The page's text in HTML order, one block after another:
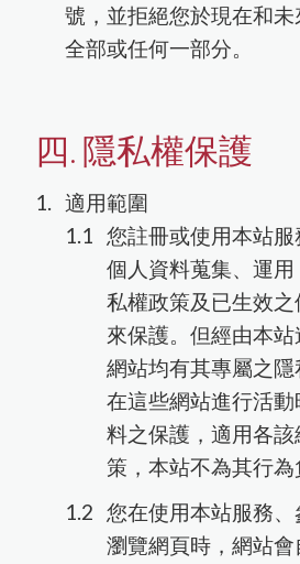
所有商品
核酸萃取與分析
蛋白萃取與分析
購物流程
會員需知
隱私權保護
號，並拒絕您於現在和
全部或任何一部分。
四. 隱私權保護
適用範圍
您註冊或使用本站
個人資料蒐集、運
私權政策及已生效
來保護。但經由本
網站均有其專屬之
在這些網站進行活
料之保護，適用各
策，本站不為其行為
您在使用本站服務
瀏覽網頁時，網站